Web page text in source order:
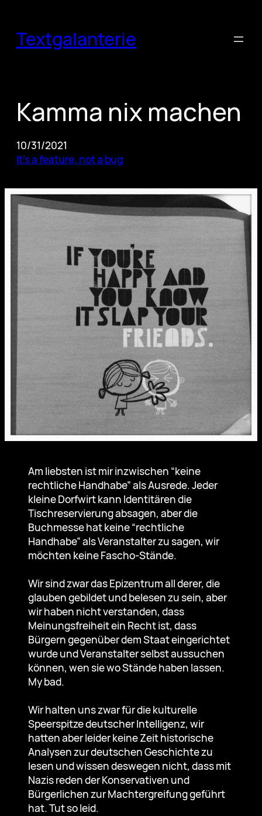
content
Textgalanterie
Kamma nix machen
10/31/2021
It’s a feature, not a bug
Am liebsten ist mir inzwischen “keine
rechtliche Handhabe” als Ausrede. Jeder
kleine Dorfwirt kann Identitären die
Tischreservierung absagen, aber die
Buchmesse hat keine “rechtliche
Handhabe” als Veranstalter zu sagen, wir
möchten keine Fascho-Stände.
Wir sind zwar das Epizentrum all derer, die
glauben gebildet und belesen zu sein, aber
wir haben nicht verstanden, dass
Meinungsfreiheit ein Recht ist, dass
Bürgern gegenüber dem Staat eingerichtet
wurde und Veranstalter selbst aussuchen
können, wen sie wo Stände haben lassen.
My bad.
Wir halten uns zwar für die kulturelle
Speerspitze deutscher Intelligenz, wir
hatten aber leider keine Zeit historische
Analysen zur deutschen Geschichte zu
lesen und wissen deswegen nicht, dass mit
Nazis reden der Konservativen und
Bürgerlichen zur Machtergreifung geführt
hat. Tut so leid.